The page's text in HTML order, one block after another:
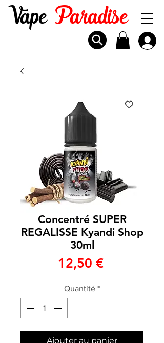
VapeParadise
Concentré SUPER
REGALISSE Kyandi Shop
30ml
12,50 €Prix
Quantité *
Ajouter au panier